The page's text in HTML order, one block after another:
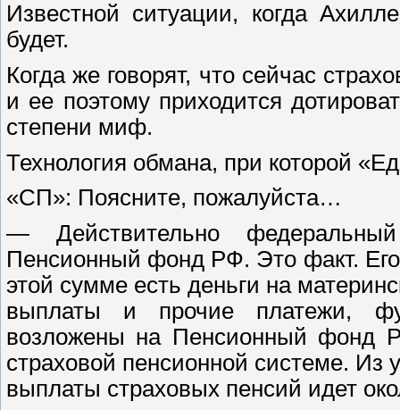
Известной ситуации, когда
будет.
Когда же говорят, что сейчас
и ее поэтому приходится
степени миф.
Технология обмана, при которой
«СП»: Поясните, пожалуйста…
— Действительно
Пенсионный фонд РФ. Это факт.
этой сумме есть деньги на
выплаты и прочие платежи,
возложены на Пенсионный фонд
страховой пенсионной системе. Из
выплаты страховых пенсий идет